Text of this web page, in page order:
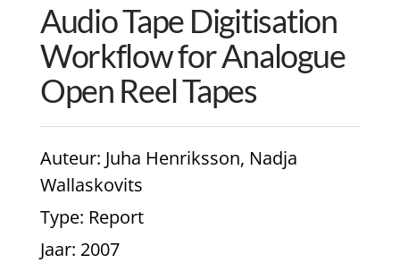
Audio Tape Digitisation
Workflow for Analogue
Open Reel Tapes
Auteur: Juha Henriksson, Nadja
Wallaskovits
Type: Report
Jaar: 2007